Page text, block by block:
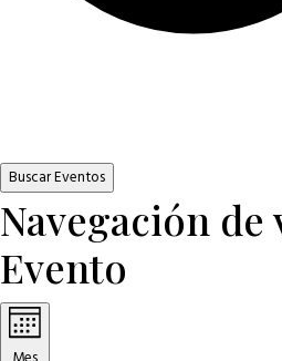
Buscar Eventos
Navegación de
Evento